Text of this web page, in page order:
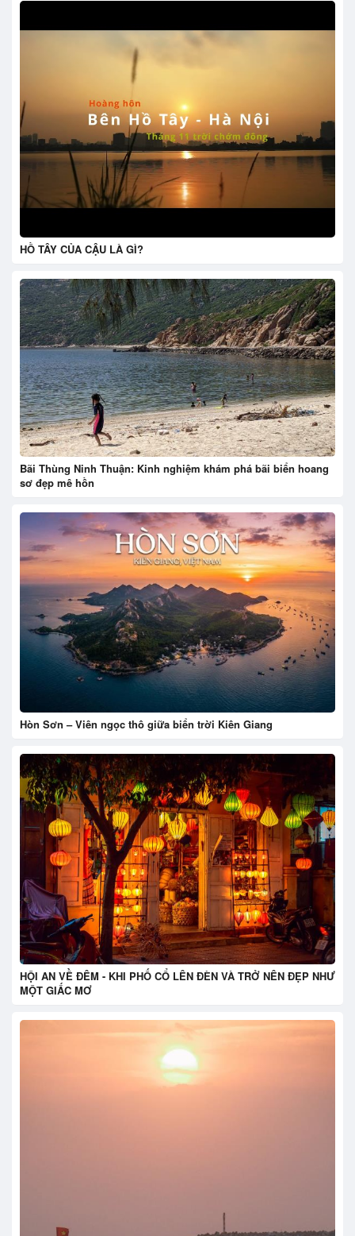
HỒ TÂY CỦA CẬU LÀ GÌ?
Bãi Thùng Ninh Thuận: Kinh nghiệm khám phá bãi biển hoang
sơ đẹp mê hồn
Hòn Sơn – Viên ngọc thô giữa biển trời Kiên Giang
HỘI AN VỀ ĐÊM - KHI PHỐ CỔ LÊN ĐÈN VÀ TRỞ NÊN ĐẸP NHƯ
MỘT GIẤC MƠ